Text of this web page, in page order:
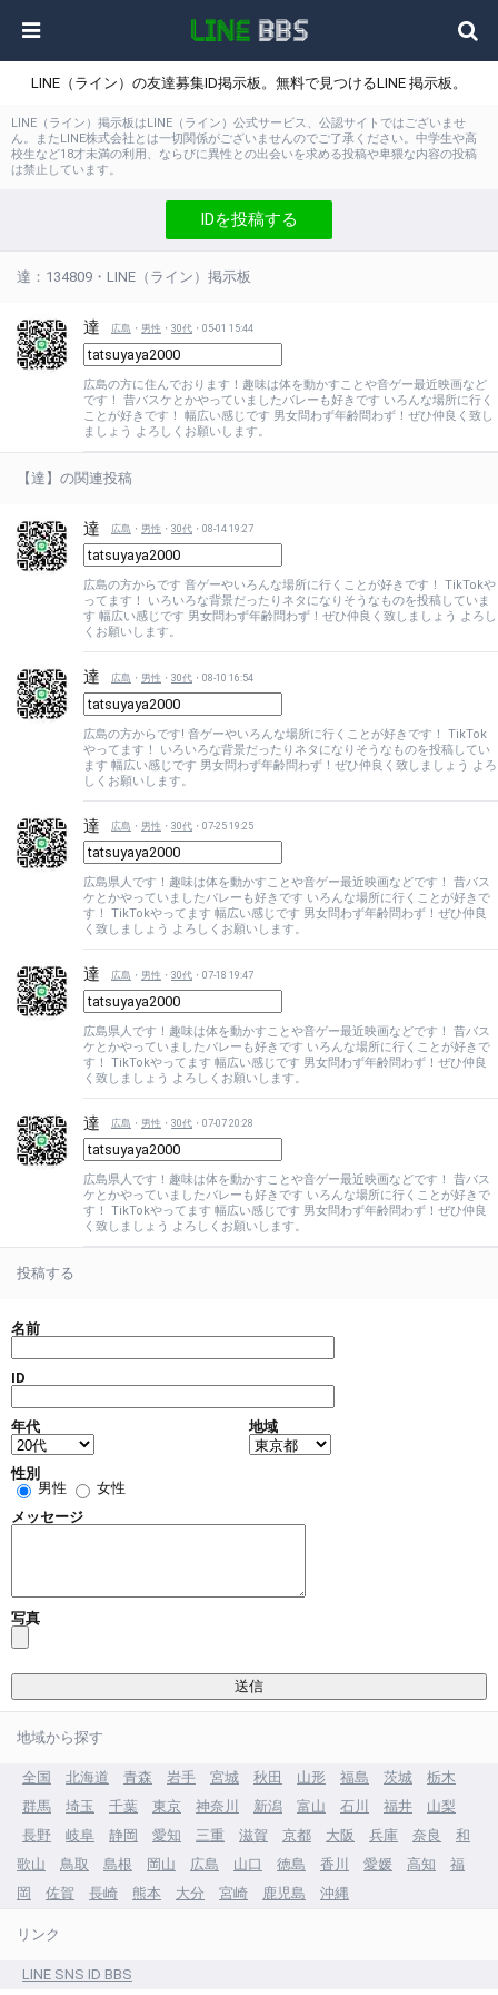
LINE（ライン）の友達募集ID掲示板。無料で見つけるLINE 掲示板。
LINE（ライン）掲示板はLINE（ライン）公式サービス、公認サイトではございませ
ん。またLINE株式会社とは一切関係がございませんのでご了承ください。中学生や高
校生など18才未満の利用、ならびに異性との出会いを求める投稿や卑猥な内容の投稿
は禁止しています。
IDを投稿する
達：134809・LINE（ライン）掲示板
達 広島 ・ 男性 ・ 30代 ・05-01 15:44
広島の方に住んでおります！趣味は体を動かすことや音ゲー最近映画など
です！ 昔バスケとかやっていましたバレーも好きです いろんな場所に行く
ことが好きです！ 幅広い感じです 男女問わず年齢問わず！ぜひ仲良く致し
ましょう よろしくお願いします。
【達】の関連投稿
達 広島 ・ 男性 ・ 30代 ・08-14 19:27
広島の方からです 音ゲーやいろんな場所に行くことが好きです！ TikTokや
ってます！ いろいろな背景だったりネタになりそうなものを投稿していま
す 幅広い感じです 男女問わず年齢問わず！ぜひ仲良く致しましょう よろし
くお願いします。
達 広島 ・ 男性 ・ 30代 ・08-10 16:54
広島の方からです! 音ゲーやいろんな場所に行くことが好きです！ TikTok
やってます！ いろいろな背景だったりネタになりそうなものを投稿してい
ます 幅広い感じです 男女問わず年齢問わず！ぜひ仲良く致しましょう よろ
しくお願いします。
達 広島 ・ 男性 ・ 30代 ・07-25 19:25
広島県人です！趣味は体を動かすことや音ゲー最近映画などです！ 昔バス
ケとかやっていましたバレーも好きです いろんな場所に行くことが好きで
す！ TikTokやってます 幅広い感じです 男女問わず年齢問わず！ぜひ仲良
く致しましょう よろしくお願いします。
達 広島 ・ 男性 ・ 30代 ・07-18 19:47
広島県人です！趣味は体を動かすことや音ゲー最近映画などです！ 昔バス
ケとかやっていましたバレーも好きです いろんな場所に行くことが好きで
す！ TikTokやってます 幅広い感じです 男女問わず年齢問わず！ぜひ仲良
く致しましょう よろしくお願いします。
達 広島 ・ 男性 ・ 30代 ・07-07 20:28
広島県人です！趣味は体を動かすことや音ゲー最近映画などです！ 昔バス
ケとかやっていましたバレーも好きです いろんな場所に行くことが好きで
す！ TikTokやってます 幅広い感じです 男女問わず年齢問わず！ぜひ仲良
く致しましょう よろしくお願いします。
投稿する
名前
ID
年代 地域
性別
男性
女性
メッセージ
写真
地域から探す
全国 北海道 青森 岩手 宮城 秋田 山形 福島 茨城
栃木
群馬
埼玉 千葉 東京 神奈川 新潟 富山 石川 福井
山梨
長野
岐阜 静岡 愛知 三重 滋賀 京都 大阪 兵庫 奈良
和
歌山
鳥取 島根 岡山 広島 山口 徳島 香川 愛媛 高知
福
岡
佐賀 長崎 熊本 大分 宮崎 鹿児島 沖縄
リンク
LINE SNS ID BBS